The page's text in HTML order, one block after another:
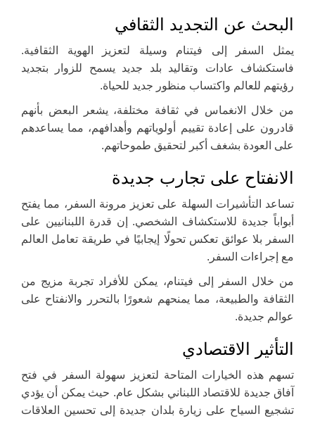
البحث عن التجديد الثقافي
يمثل السفر إلى فيتنام وسيلة لتعزيز الهوية الثقافية.
فاستكشاف عادات وتقاليد بلد جديد يسمح للزوار بتجديد
رؤيتهم للعالم واكتساب منظور جديد للحياة.
من خلال الانغماس في ثقافة مختلفة، يشعر البعض بأنهم
قادرون على إعادة تقييم أولوياتهم وأهدافهم، مما يساعدهم
على العودة بشغف أكبر لتحقيق طموحاتهم.
الانفتاح على تجارب جديدة
تساعد التأشيرات السهلة على تعزيز مرونة السفر، مما يفتح
أبواباً جديدة للاستكشاف الشخصي. إن قدرة اللبنانيين على
السفر بلا عوائق تعكس تحولًا إيجابيًا في طريقة تعامل العالم
مع إجراءات السفر.
من خلال السفر إلى فيتنام، يمكن للأفراد تجربة مزيج من
الثقافة والطبيعة، مما يمنحهم شعورًا بالتحرر والانفتاح على
عوالم جديدة.
التأثير الاقتصادي
تسهم هذه الخيارات المتاحة لتعزيز سهولة السفر في فتح
آفاق جديدة للاقتصاد اللبناني بشكل عام. حيث يمكن أن يؤدي
تشجيع السياح على زيارة بلدان جديدة إلى تحسين العلاقات